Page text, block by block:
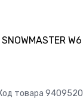
W6
товара 9409520